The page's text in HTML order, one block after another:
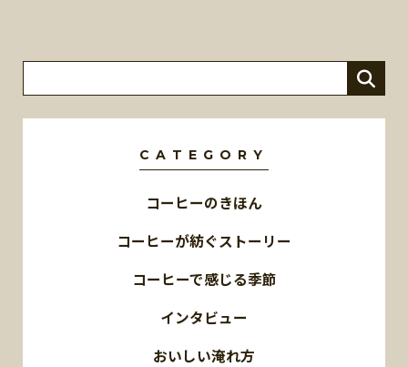
CATEGORY
コーヒーのきほん
コーヒーが紡ぐストーリー
コーヒーで感じる季節
インタビュー
おいしい淹れ方